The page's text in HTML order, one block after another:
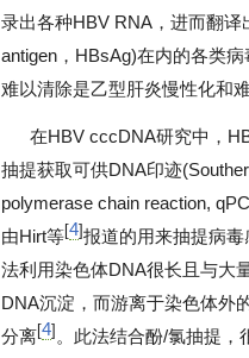
录出各种HBV RNA，进而翻
antigen，HBsAg)在内的各类病
难以清除是乙型肝炎慢性化和
在HBV cccDNA研究中，
抽提获取可供DNA印迹
polymerase chain reaction,
由Hirt等[4]报道的用来抽提病
法利用染色体DNA很长且与大
DNA沉淀，而游离于染色体外
分离[4] 。此法结合酚/氯抽提